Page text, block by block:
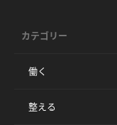
カテゴリー
働く
整える